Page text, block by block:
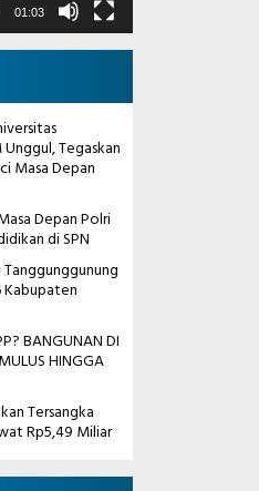
01:03
Tegaskan
Masa Depan
Depan Polri
di SPN
Kabupaten
BANGUNAN DI
HINGGA
Tersangka
Rp5,49 Miliar